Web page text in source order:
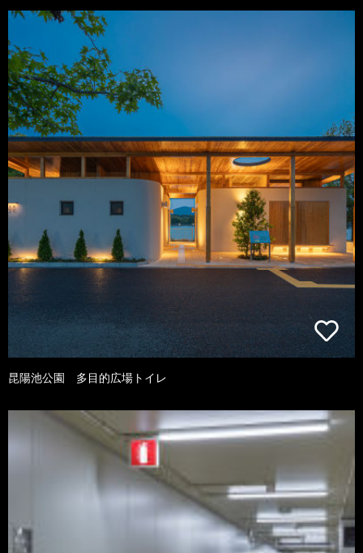
昆陽池公園 多目的広場トイレ